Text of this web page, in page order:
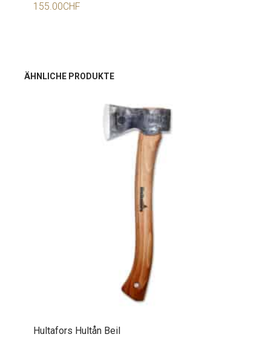
155.00CHF
ÄHNLICHE PRODUKTE
Hultafors Hultån Beil